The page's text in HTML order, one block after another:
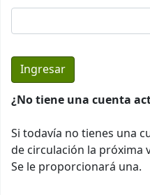
¿No tiene una cuenta
Si todavía no tienes una
de circulación la próxima
Se le proporcionará una.